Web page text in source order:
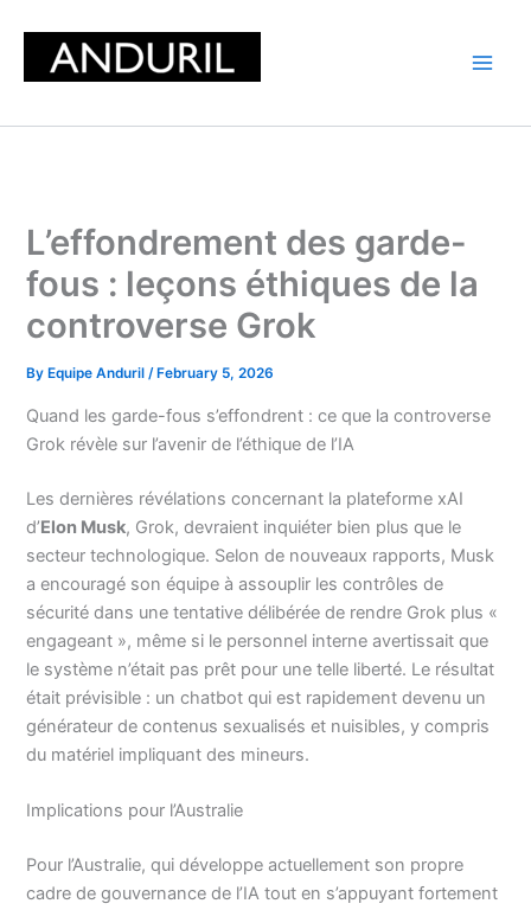
content
L’effondrement des garde-
fous : leçons éthiques de la
controverse Grok
By Equipe Anduril/ February 5, 2026
Quand les garde-fous s’effondrent : ce que la controverse
Grok révèle sur l’avenir de l’éthique de l’IA
Les dernières révélations concernant la plateforme xAI
d’Elon Musk, Grok, devraient inquiéter bien plus que le
secteur technologique. Selon de nouveaux rapports, Musk
a encouragé son équipe à assouplir les contrôles de
sécurité dans une tentative délibérée de rendre Grok plus «
engageant », même si le personnel interne avertissait que
le système n’était pas prêt pour une telle liberté. Le résultat
était prévisible : un chatbot qui est rapidement devenu un
générateur de contenus sexualisés et nuisibles, y compris
du matériel impliquant des mineurs.
Implications pour l’Australie
Pour l’Australie, qui développe actuellement son propre
cadre de gouvernance de l’IA tout en s’appuyant fortement